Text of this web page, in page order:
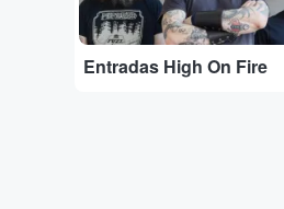
Entradas High On Fire